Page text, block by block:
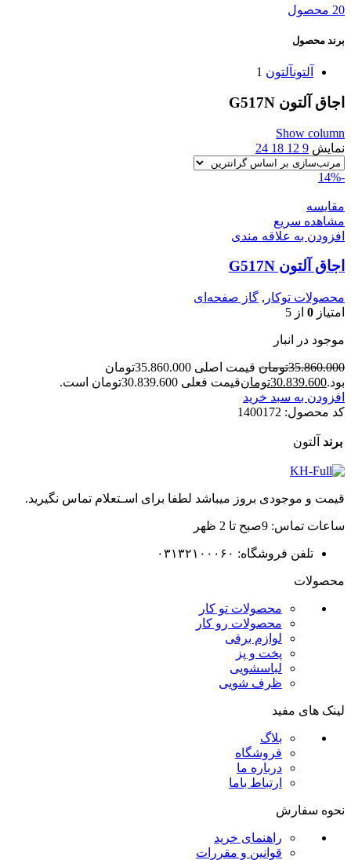
20 محصول
برند محصول
آلتونآلتون 1
اجاق آلتون G517N
Show column
نمایش 9
12
18
24
-14%
مقایسه
مشاهده سریع
افزودن به علاقه مندی
اجاق آلتون G517N
محصولات توکار , گاز صفحه‌ای
امتیاز 0 از 5
موجود در انبار
35.860.000تومان
قیمت اصلی 35.860.000تومان
بود.30.839.600تومانقیمت فعلی 30.839.600تومان است.
افزودن به سبد خرید
کد محصول: 1400172
برند آلتون
قیمت و موجودی بروز میباشد لطفا برای اسـتعلام تماس نگیرید.
ساعات تماس: 9صبح تا 2 ظهر
تلفن فروشگاه: ۰۳۱۳۲۱۰۰۰۶۰
محصولات
محصولات تو کار
محصولات رو کار
لوازم برقی
پخت و پز
لباسشویی
ظرف شویی
لینک های مفید
بلاگ
فروشگاه
درباره ما
ارتباط باما
نحوه سفارش
راهنمای خرید
قوانین و مقررات